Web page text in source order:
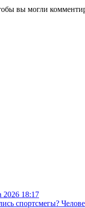
вы могли
2026 18:17
спортсмегы?